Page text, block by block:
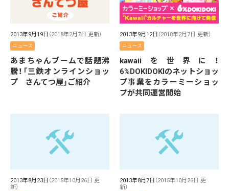
2013年9月19日 （2018年2月7日 更新）
ニュース
あまちゃんブームで話題沸
騰！「三鉄オンラインショッ
プ さんてつ屋」ご紹介
2013年9月12日 （2018年2月7日 更新）
ニュース
kawaiiを世界に！
6%DOKIDOKIのネットショッ
プ事業をカラーミーショッ
プが共同運営開始
2013年8月23日 （2015年10月26日 更
新）
2013年8月7日 （2015年10月26日 更
新）